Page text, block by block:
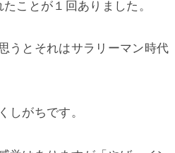
ことが１回ありました。
うとそれはサラリーマン時代
しがちです。